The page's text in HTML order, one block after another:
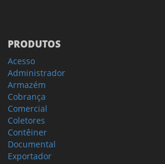
PRODUTOS
Acesso
Administrador
Armazém
Cobrança
Comercial
Coletores
Contêiner
Documental
Exportador